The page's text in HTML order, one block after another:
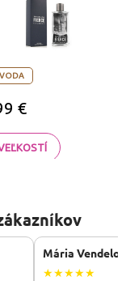
Mária
★★★★★